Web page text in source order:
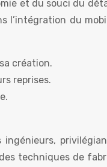
et du souci du
l’intégration du
création.
reprises.
techniques de